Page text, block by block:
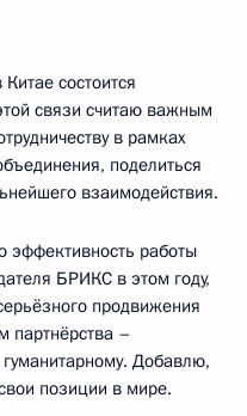
состоится
связи считаю важным
в рамках
поделиться
взаимодействия.
эффективность работы
БРИКС в этом году,
продвижения
партнёрства –
Добавлю,
позиции в мире.